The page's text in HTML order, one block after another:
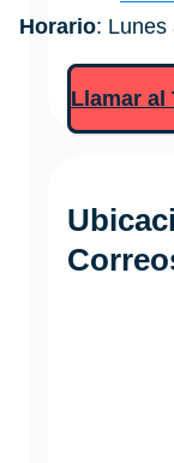
Horario: Lunes
Llamar al